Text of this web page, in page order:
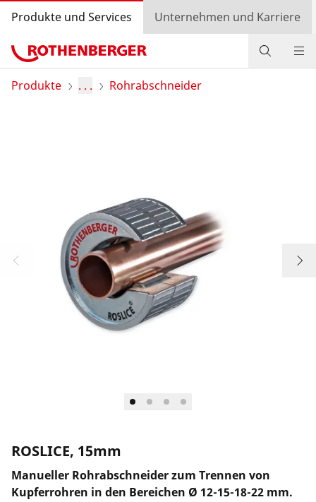
Produkte und Services Unternehmen und Karriere
Produkte
Händlersuche
Login
Länderauswahl
Unternehmen und Karriere
Produkte . . . Rohrabschneider
ROSLICE, 15mm
Manueller Rohrabschneider zum Trennen von
Kupferrohren in den Bereichen Ø 12-15-18-22 mm.